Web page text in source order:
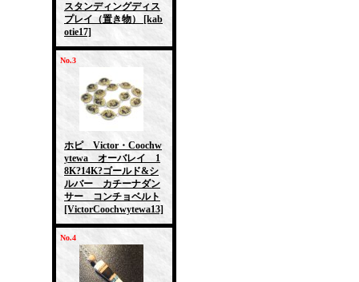
スタンディングディス
プレイ（置き物）
[kab
otie17]
No.3
ホピ Victor・Coochw
ytewa オーバレイ 1
8K?14K?ゴールド&シ
ルバー カチーナダン
サー コンチョベルト
[VictorCoochwytewa13]
No.4